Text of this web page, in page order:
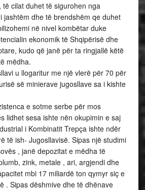
cilat duhet të sigurohen nga
jashtëm dhe të brendshëm qe duhet
në nivel kombëtar duke
ekonomik të Shqipërisë dhe
kudo që janë për ta ringjallë këtë
mëdha.
u llogaritur me një vlerë për 70 për
së minierave jugosllave sa i kishte
e sotme serbe për mos
lidhet sesa ishte nën okupimin e saj
i Kombinatit Trepça ishte ndër
të ish- Jugosllavisë. Sipas një studimi
, janë depozitat e mëdha të
zink, metale , ari, argjendi dhe
mbi 17 miliardë ton qymyr siç e
. Sipas dëshmive dhe të dhënave